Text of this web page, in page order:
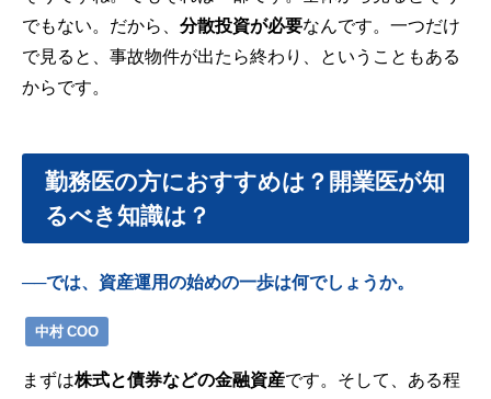
でもない。だから、 分散投資が必要なんです。一つだけ
で見ると、事故物件が出たら終わり、ということもある
からです。
勤務医の方におすすめは？開業医が知
るべき知識は？
──では、資産運用の始めの一歩は何でしょうか。
中村 COO
まずは株式と債券などの金融資産です。そして、ある程